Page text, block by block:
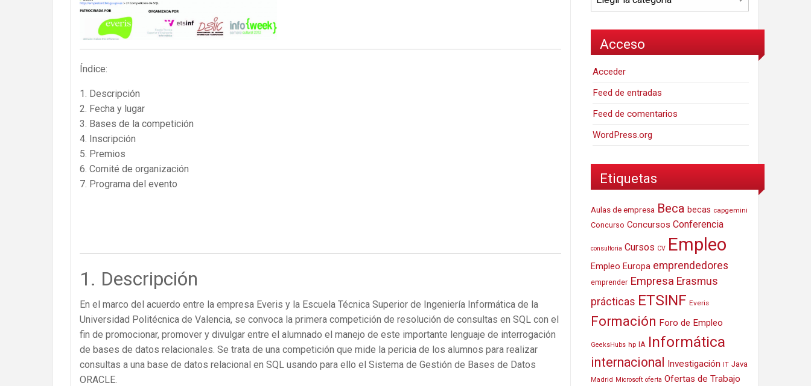
Índice:
1. Descripción
2. Fecha y lugar
3. Bases de la competición
4. Inscripción
5. Premios
6. Comité de organización
7. Programa del evento
1. Descripción
En el marco del acuerdo entre la empresa Everis y la Escuela Técnica Superior de Ingeniería Informática de la
Universidad Politécnica de Valencia, se convoca la primera competición de resolución de consultas en SQL con el
fin de promocionar, promover y divulgar entre el alumnado el manejo de este importante lenguaje de interrogación
de bases de datos relacionales. Se trata de una competición que mide la pericia de los alumnos para realizar
consultas a una base de datos relacional en SQL usando para ello el Sistema de Gestión de Bases de Datos
ORACLE.
Acceso
Acceder
Feed de entradas
Feed de comentarios
WordPress.org
Etiquetas
Aulas de empresa Beca becas capgemini
Concurso Concursos Conferencia
consultoria Cursos CV Empleo
Empleo Europa emprendedores
emprender Empresa Erasmus
prácticas ETSINF Everis
Formación Foro de Empleo
GeeksHubs hp IA Informática
internacional Investigación IT Java
Madrid Microsoft oferta Ofertas de Trabajo